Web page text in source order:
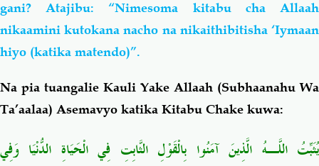
gani? Atajibu: “Nimesoma kitabu cha Allaah
nikaamini kutokana nacho na nikaithibitisha ‘Iymaan
hiyo (katika matendo)”.
Na pia tuangalie Kauli Yake Allaah (Subhaanahu Wa
Ta’aalaa) Asemavyo katika Kitabu Chake kuwa:
يُثَبِّتُ اللَّـهُ الَّذِينَ آمَنُوا بِالْقَوْلِ الثَّابِتِ فِي الْحَيَاةِ الدُّنْيَا وَفِي